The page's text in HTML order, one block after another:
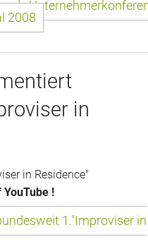
:
2008
in
in Residence"
!
1."Improviser in